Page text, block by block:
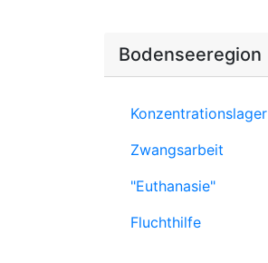
Bodenseeregion
Konzentrationslager
Zwangsarbeit
"Euthanasie"
Fluchthilfe